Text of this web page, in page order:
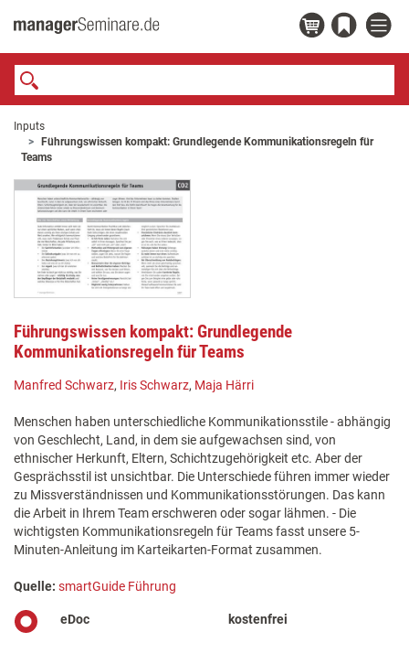
Inputs
Führungswissen kompakt: Grundlegende Kommunikationsregeln für
Teams
Führungswissen kompakt: Grundlegende
Kommunikationsregeln für Teams
Manfred Schwarz, Iris Schwarz, Maja Härri
Menschen haben unterschiedliche Kommunikationsstile - abhängig
von Geschlecht, Land, in dem sie aufgewachsen sind, von
ethnischer Herkunft, Eltern, Schichtzugehörigkeit etc. Aber der
Gesprächsstil ist unsichtbar. Die Unterschiede führen immer wieder
zu Missverständnissen und Kommunikationsstörungen. Das kann
die Arbeit in Ihrem Team erschweren oder sogar lähmen. - Die
wichtigsten Kommunikationsregeln für Teams fasst unsere 5-
Minuten-Anleitung im Karteikarten-Format zusammen.
Quelle: smartGuide Führung
eDoc kostenfrei